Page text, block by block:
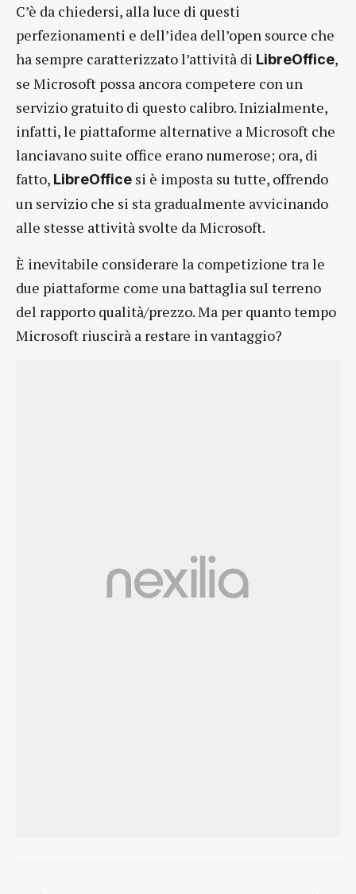
C’è da chiedersi, alla luce di questi
perfezionamenti e dell’idea dell’open source che
ha sempre caratterizzato l’attività di LibreOffice,
se Microsoft possa ancora competere con un
servizio gratuito di questo calibro. Inizialmente,
infatti, le piattaforme alternative a Microsoft che
lanciavano suite office erano numerose; ora, di
fatto, LibreOffice si è imposta su tutte, offrendo
un servizio che si sta gradualmente avvicinando
alle stesse attività svolte da Microsoft.
È inevitabile considerare la competizione tra le
due piattaforme come una battaglia sul terreno
del rapporto qualità/prezzo. Ma per quanto tempo
Microsoft riuscirà a restare in vantaggio?